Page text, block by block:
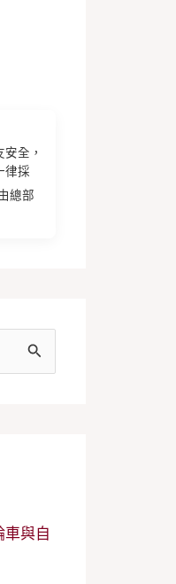
全，
律採
總部
與自